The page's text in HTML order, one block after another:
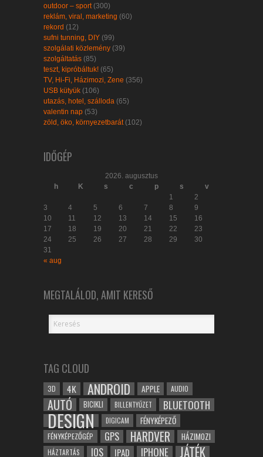
outdoor – sport (300)
reklám, viral, marketing (60)
rekord (12)
sufni tunning, DIY (99)
szolgálati közlemény (39)
szolgáltatás (85)
teszt, kipróbáltuk! (65)
TV, Hi-Fi, Házimozi, Zene (356)
USB kütyük (106)
utazás, hotel, szálloda (65)
valentin nap (53)
zöld, öko, környezetbarát (102)
IDŐGÉP
2026. augusztus
h
K s c p s
v
1
2
3
4 5 6 7 8
9
10
11 12 13 14 15
16
17
18 19 20 21 22
23
24
25 26 27 28 29
30
31
« aug
MEGTALÁLOD, AMIT KERESŐ
TAG CLOUD
3D 4K ANDROID APPLE AUDIO
AUTÓ BICIKLI BILLENTYŰZET BLUETOOTH
DESIGN DIGICAM FÉNYKÉPEZŐ
FÉNYKÉPEZŐGÉP GPS HARDVER HÁZIMOZI
HÁZTARTÁS IOS IPAD IPHONE JÁTÉK